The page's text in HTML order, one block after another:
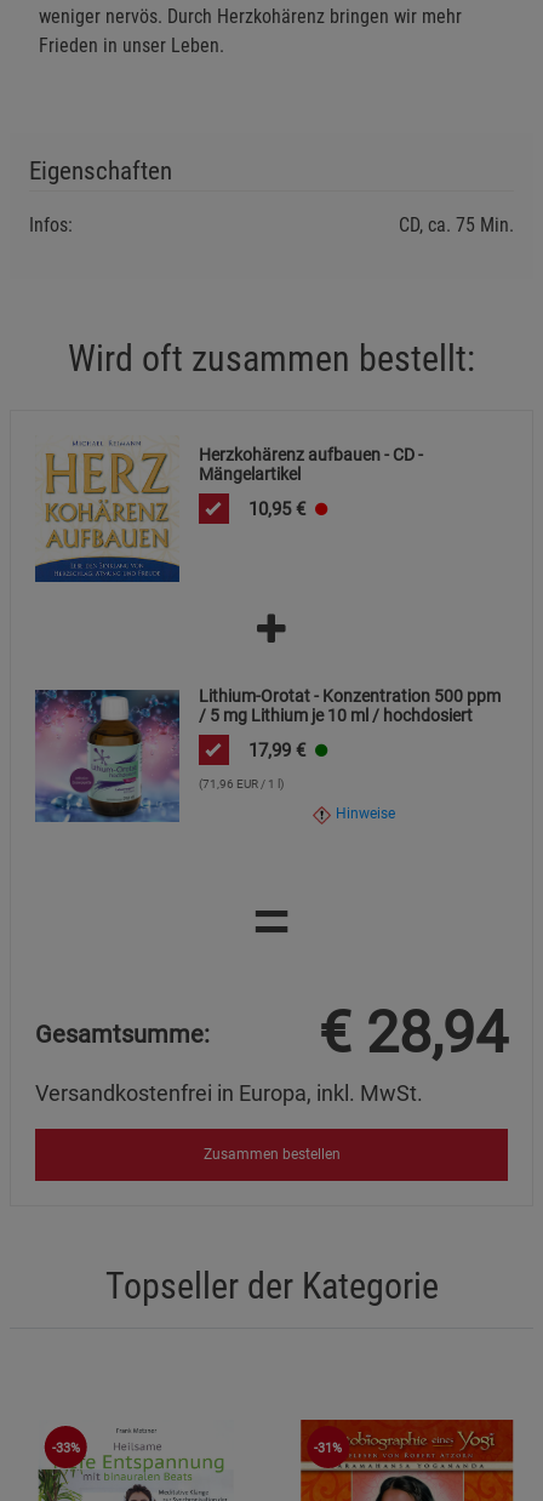
weniger nervös. Durch Herzkohärenz bringen wir mehr
Frieden in unser Leben.
Eigenschaften
Infos: CD, ca. 75 Min.
Wird oft zusammen bestellt:
Herzkohärenz aufbauen - CD -
Mängelartikel
10,95 €
Lithium-Orotat - Konzentration 500 ppm
/ 5 mg Lithium je 10 ml / hochdosiert
17,99 €
(71,96 EUR / 1 l)
Hinweise
=
Gesamtsumme: € 28,94
Versandkostenfrei in Europa, inkl. MwSt.
Zusammen bestellen
Topseller der Kategorie
-33% -31%
Zurück Einstellungen speichern für die Gruppe
Einwilligung nicht erteilen
Beschreibung Funktionale Cookies
Cookie-Informationen
Statistik Cookies (2)
Beschreibung Statistik Cookies
Cookie-Informationen
Marketing Cookies (3) Marketing Cookies
Beschreibung Marketing Cookies
Cookie-Informationen